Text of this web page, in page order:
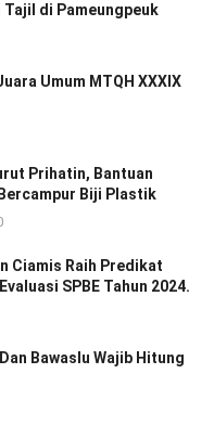
di Pameungpeuk
Umum MTQH XXXIX
Prihatin, Bantuan
Biji Plastik
Ciamis Raih Predikat
SPBE Tahun 2024.
Bawaslu Wajib Hitung